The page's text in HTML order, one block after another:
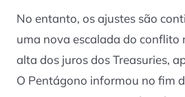
No entanto, os ajustes são
uma nova escalada do conflito
alta dos juros dos Treasuries,
O Pentágono informou no fim